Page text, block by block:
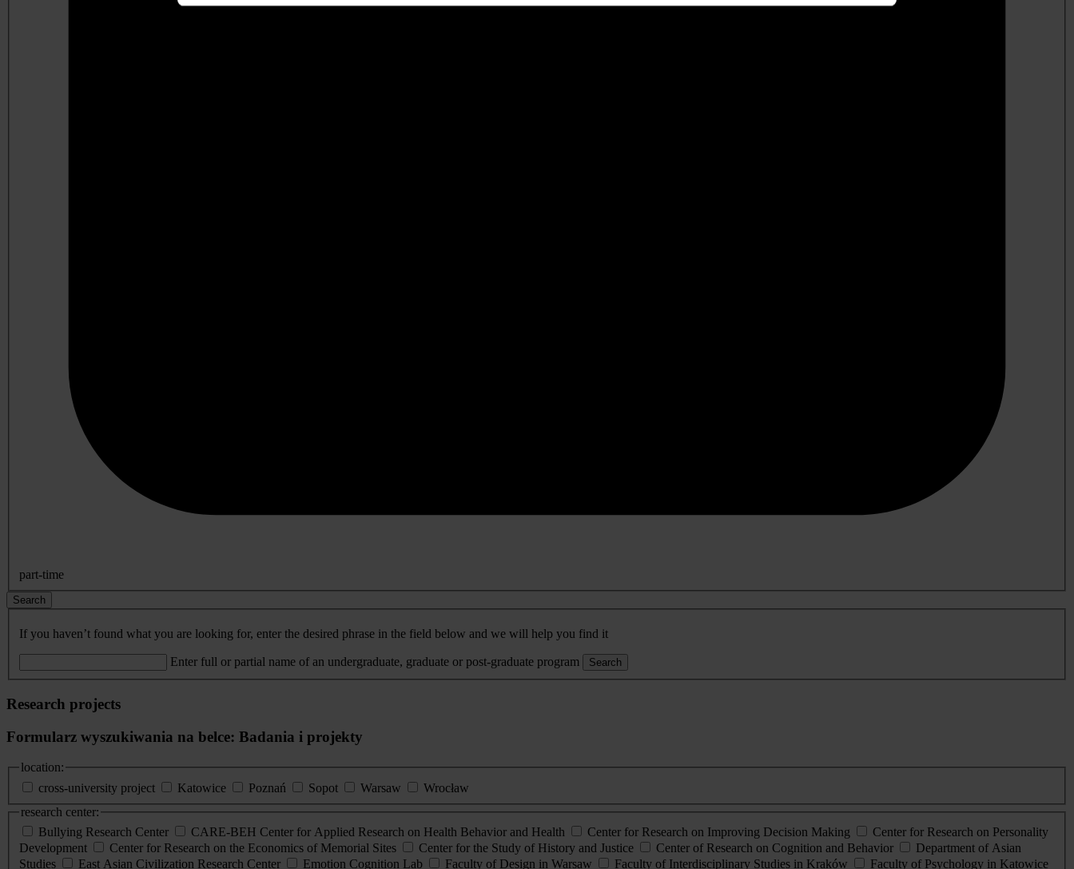
part-time
Search
If you haven’t found what you are looking for, enter the desired phrase in the field below and we will help you find it
Enter full or partial name of an undergraduate, graduate or post-graduate program Search
Research projects
Formularz wyszukiwania na belce: Badania i projekty
location:
cross-university project
Katowice Poznań Sopot Warsaw
Wrocław
research center:
Bullying Research Center
CARE-BEH Center for Applied Research on Health Behavior and Health Center for Research on Improving Decision Making
Center for Research on Personality
Development
Center for Research on the Economics of Memorial Sites Center for the Study of History and Justice Center of Research on Cognition and Behavior
Department of Asian
Studies
East Asian Civilization Research Center Emotion Cognition Lab Faculty of Design in Warsaw Faculty of Interdisciplinary Studies in Kraków Faculty of Psychology in Katowice